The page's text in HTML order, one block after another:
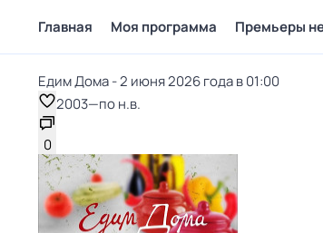
Главная Моя программа Премьеры
Едим Дома - 2 июня 2026 года в 01:00
2003—по н.в.
0